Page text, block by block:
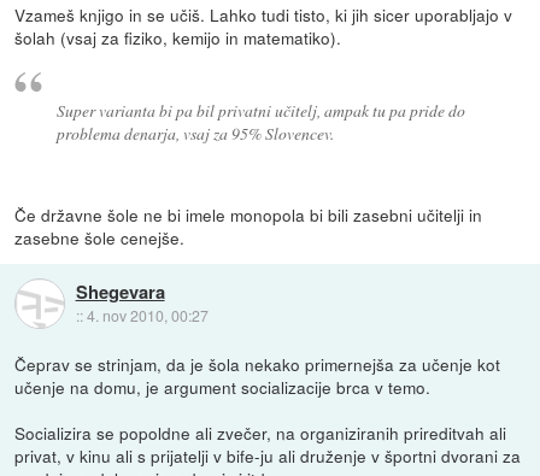
Vzameš knjigo in se učiš. Lahko tudi tisto, ki jih sicer uporabljajo v
šolah (vsaj za fiziko, kemijo in matematiko).
Super varianta bi pa bil privatni učitelj, ampak tu pa pride do
problema denarja, vsaj za 95% Slovencev.
Če državne šole ne bi imele monopola bi bili zasebni učitelji in
zasebne šole cenejše.
Shegevara
::4. nov 2010, 00:27
Čeprav se strinjam, da je šola nekako primernejša za učenje kot
učenje na domu, je argument socializacije brca v temo.
Socializira se popoldne ali zvečer, na organiziranih prireditvah ali
privat, v kinu ali s prijatelji v bife-ju ali druženje v športni dvorani za